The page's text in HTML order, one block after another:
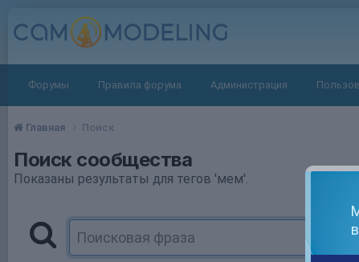
Форумы Правила форума Администрация
Главная Поиск
Поиск сообщества
Показаны результаты для тегов 'мем'.